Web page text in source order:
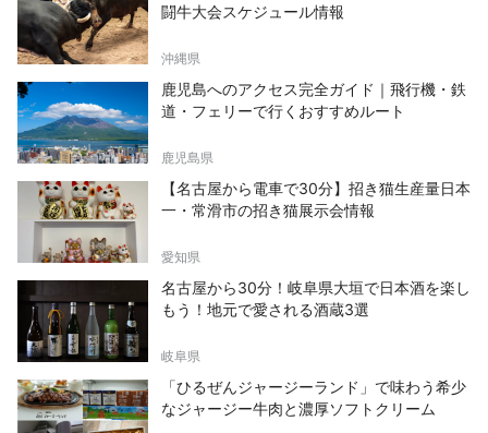
闘牛大会スケジュール情報
沖縄県
鹿児島へのアクセス完全ガイド｜飛行機・鉄
道・フェリーで行くおすすめルート
鹿児島県
【名古屋から電車で30分】招き猫生産量日本
一・常滑市の招き猫展示会情報
愛知県
名古屋から30分！岐阜県大垣で日本酒を楽し
もう！地元で愛される酒蔵3選
岐阜県
「ひるぜんジャージーランド」で味わう希少
なジャージー牛肉と濃厚ソフトクリーム